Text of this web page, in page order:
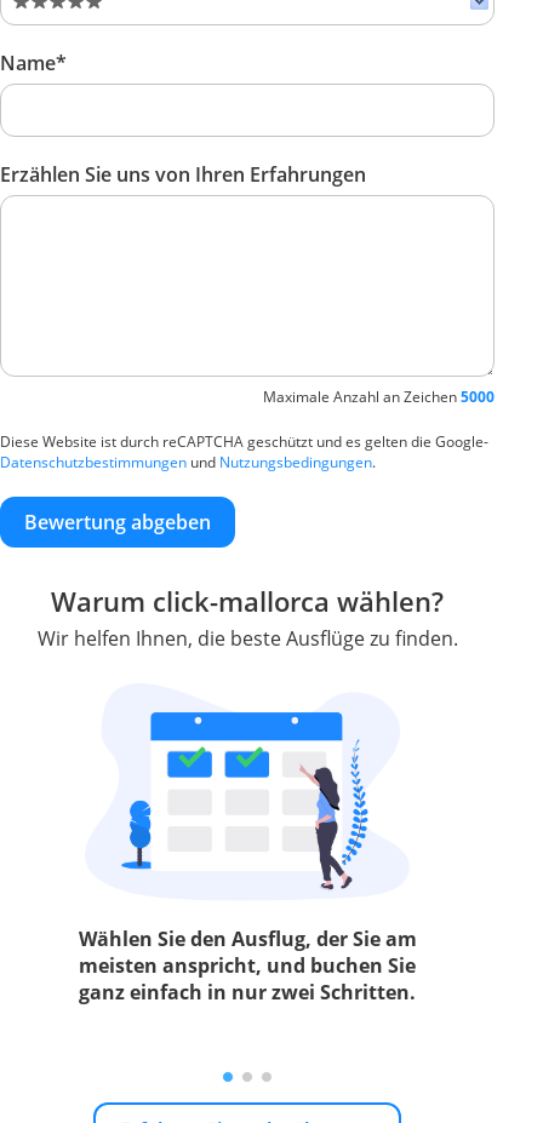
Name*
Erzählen Sie uns von Ihren Erfahrungen
Maximale Anzahl an Zeichen5000
Diese Website ist durch reCAPTCHA geschützt und es gelten die Google-
Datenschutzbestimmungen und Nutzungsbedingungen.
Bewertung abgeben
Warum click-mallorca wählen?
Wir helfen Ihnen, die beste Ausflüge zu finden.
Wählen Sie den Ausflug, der Sie am
meisten anspricht, und buchen Sie
ganz einfach in nur zwei Schritten.